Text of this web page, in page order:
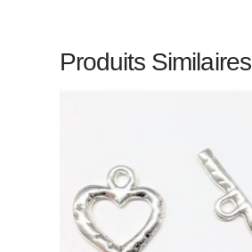
Produits Similaires